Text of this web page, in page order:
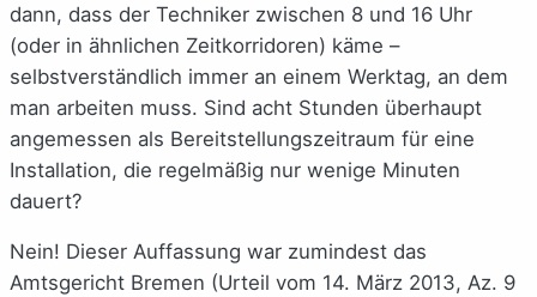
dann, dass der Techniker zwischen 8 und 16 Uhr
(oder in ähnlichen Zeitkorridoren) käme –
selbstverständlich immer an einem Werktag, an dem
man arbeiten muss. Sind acht Stunden überhaupt
angemessen als Bereitstellungszeitraum für eine
Installation, die regelmäßig nur wenige Minuten
dauert?
Nein! Dieser Auffassung war zumindest das
Amtsgericht Bremen (Urteil vom 14. März 2013, Az. 9